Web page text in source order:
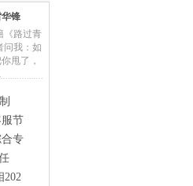
锋
《路过青
问我：如
甩了，
节
专
202